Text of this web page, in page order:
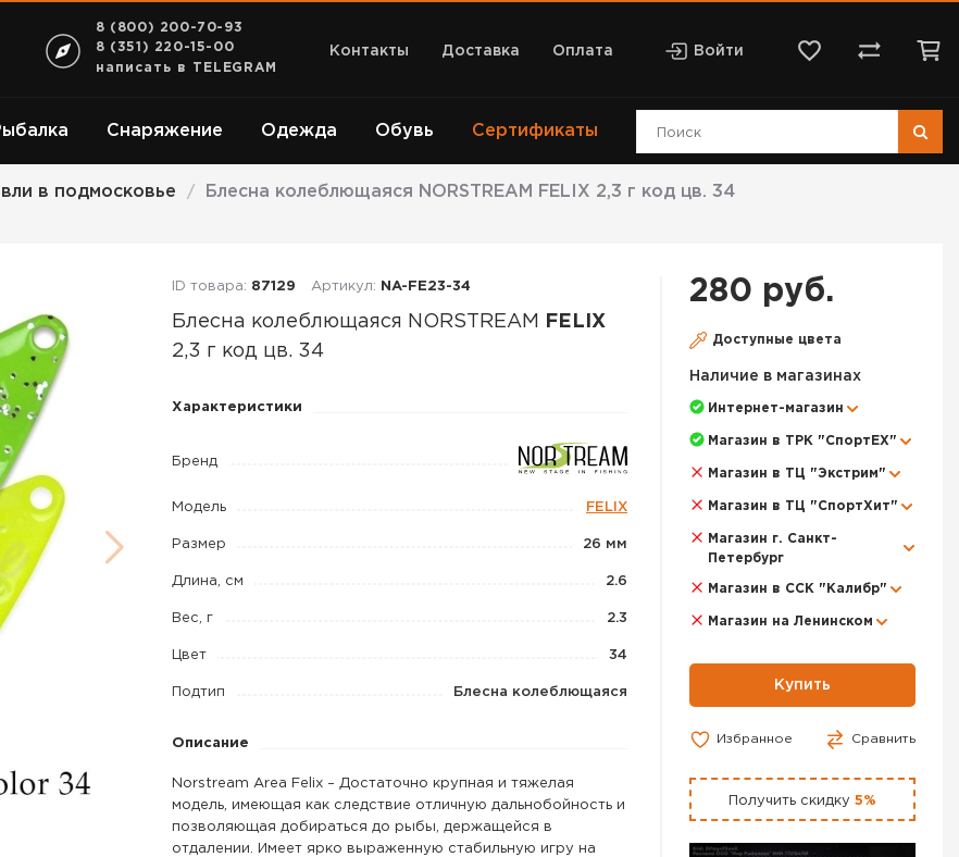
8 (800) 200-70-93
8 (351) 220-15-00
написать в TELEGRAM
Контакты Доставка Оплата Войти
Снаряжение Одежда Обувь Сертификаты
в подмосковье / Блесна колеблющаяся NORSTREAM FELIX 2,3 г код цв. 34
ID товара: 87129 Артикул: NA-FE23-34
Блесна колеблющаяся NORSTREAM
FELIX
2,3 г код цв. 34
Блесна
NORSTREAM
2,3
г
код
34
Характеристики
Бренд
Модель FELIX
Размер 26 мм
Длина, см 2.6
Вес, г 2.3
Цвет 34
Подтип Блесна колеблющаяся
Описание
Norstream Area Felix – Достаточно крупная и тяжелая
модель, имеющая как следствие отличную дальнобойность и
позволяющая добираться до рыбы, держащейся в
отдалении. Имеет ярко выраженную стабильную игру на
280 руб.
Доступные цвета
Наличие в магазинах
Интернет-магазин
Магазин в ТРК "СпортЕХ"
Магазин в ТЦ "Экстрим"
Магазин в ТЦ "СпортХит"
Магазин г. Санкт-
Петербург
Магазин в ССК "Калибр"
Магазин на Ленинском
Купить
Избранное Сравнить
Получить скидку 5%